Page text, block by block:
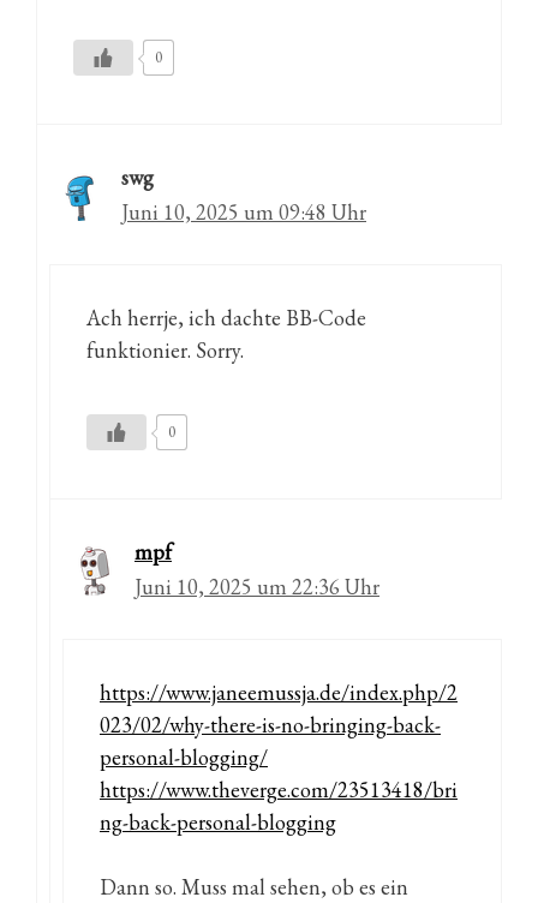
0
swg
Juni 10, 2025 um 09:48 Uhr
Ach herrje, ich dachte BB-Code
funktionier. Sorry.
0
mpf
Juni 10, 2025 um 22:36 Uhr
https://www.janeemussja.de/index.php/2
023/02/why-there-is-no-bringing-back-
personal-blogging/
https://www.theverge.com/23513418/bri
ng-back-personal-blogging
Dann so. Muss mal sehen, ob es ein